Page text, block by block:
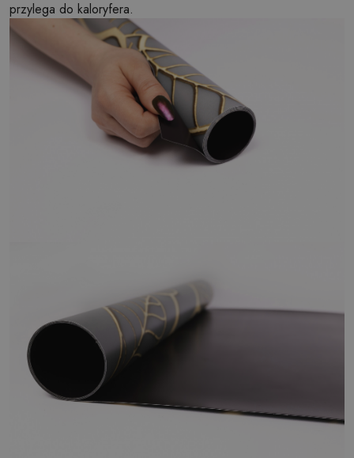
przylega do kaloryfera.